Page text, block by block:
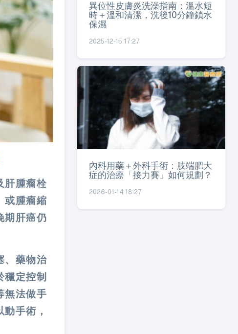
肝腫瘤栓
或腫瘤縮
期肝癌仍
、藥物治
定控制
無法做手
手術，
異位性皮膚炎洗澡指南：溫水短
時＋溫和清潔，洗後10分鐘鎖水
保濕
2025-12-15 17:27
內科用藥＋外科手術：肢端肥大
症的治療「接力賽」如何規劃？
2026-01-14 18:27